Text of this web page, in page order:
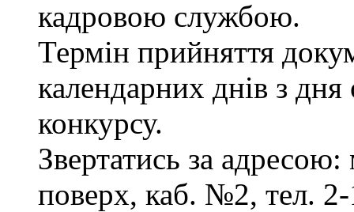
кадровою службою.
Термін прийняття
календарних днів з
конкурсу.
Звертатись за
поверх, каб. №2, тел.